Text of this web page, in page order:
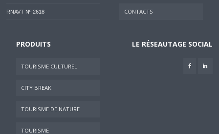
RNAVT Nº 2618 CONTACTS
PRODUITS
TOURISME CULTUREL
CITY BREAK
TOURISME DE NATURE
TOURISME
LE RÉSEAUTAGE SOCIAL